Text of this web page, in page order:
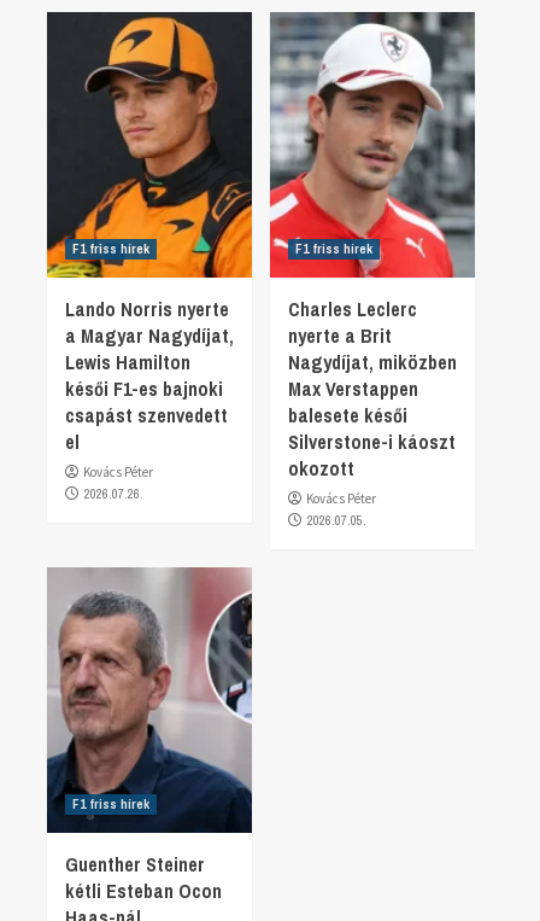
F1 friss hírek
Lando Norris nyerte
a Magyar Nagydíjat,
Lewis Hamilton
késői F1-es bajnoki
csapást szenvedett
el
Kovács Péter
2026.07.26.
F1 friss hírek
Charles Leclerc
nyerte a Brit
Nagydíjat, miközben
Max Verstappen
balesete késői
Silverstone-i káoszt
okozott
Kovács Péter
2026.07.05.
F1 friss hírek
Guenther Steiner
kétli Esteban Ocon